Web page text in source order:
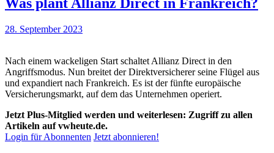
28. September 2023
Nach einem wackeligen Start schaltet Allianz Direct in den
Angriffsmodus. Nun breitet der Direktversicherer seine Flügel aus
und expandiert nach Frankreich. Es ist der fünfte europäische
Versicherungsmarkt, auf dem das Unternehmen operiert.
Jetzt Plus-Mitglied werden und weiterlesen: Zugriff zu allen
Artikeln auf vwheute.de.
Login für Abonnenten Jetzt abonnieren!